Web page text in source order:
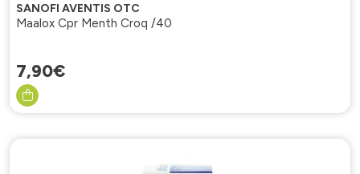
SANOFI AVENTIS OTC
Maalox Cpr Menth Croq /40
7,90€